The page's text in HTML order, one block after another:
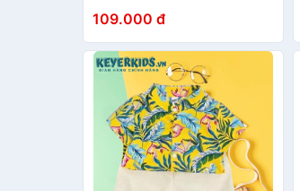
Tiết Hoạt Hình Dễ Thương
AT48
109.000 đ